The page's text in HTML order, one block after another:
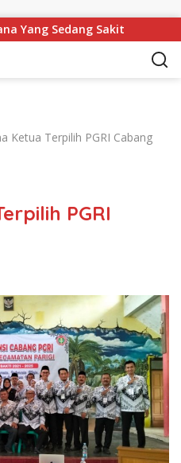
Sedang Sakit
Ketua Terpilih PGRI Cabang
PGRI